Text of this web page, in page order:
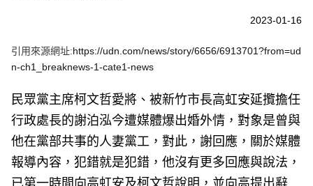
2023-01-16
引用來源網址:https://udn.com/news/story/6656/6913701?from=ud
n-ch1_breaknews-1-cate1-news
民眾黨主席柯文哲愛將、被新竹市長高虹安延攬擔任
行政處長的謝泊泓今遭媒體爆出婚外情，對象是曾與
他在黨部共事的人妻黨工，對此，謝回應，關於媒體
報導內容，犯錯就是犯錯，他沒有更多回應與說法，
已第一時間向高虹安及柯文哲說明，並向高提出辭